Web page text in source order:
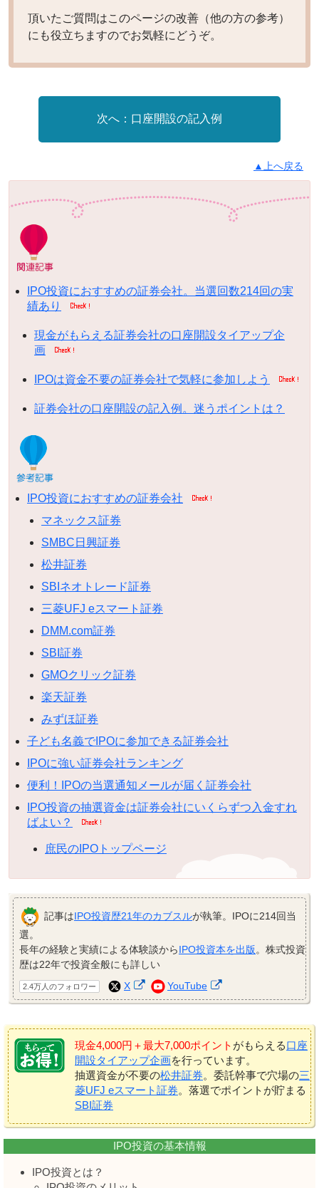
頂いたご質問はこのページの改善（他の方の参考）
にも役立ちますのでお気軽にどうぞ。
口座開設の記入例
▲上へ戻る
IPO投資におすすめの証券会社。当選回数214回の実
績あり
現金がもらえる証券会社の口座開設タイアップ企
画
IPOは資金不要の証券会社で気軽に参加しよう
証券会社の口座開設の記入例。迷うポイントは？
IPO投資におすすめの証券会社
マネックス証券
SMBC日興証券
松井証券
SBIネオトレード証券
三菱UFJ eスマート証券
DMM.com証券
SBI証券
GMOクリック証券
楽天証券
みずほ証券
子ども名義でIPOに参加できる証券会社
IPOに強い証券会社ランキング
便利！IPOの当選通知メールが届く証券会社
IPO投資の抽選資金は証券会社にいくらずつ入金すれ
ばよい？
庶民のIPOトップページ
記事はIPO投資歴21年のカブスルが執筆。IPOに214回当
選。
長年の経験と実績による体験談からIPO投資本を出版。株式投資
歴は22年で投資全般にも詳しい
2.4万人のフォロワー X YouTube
現金4,000円＋最大7,000ポイント がもらえる口座
開設タイアップ企画を行っています。
抽選資金が不要の松井証券。委託幹事で穴場の三
菱UFJ eスマート証券。落選でポイントが貯まる
SBI証券
IPO投資の基本情報
IPO投資とは？